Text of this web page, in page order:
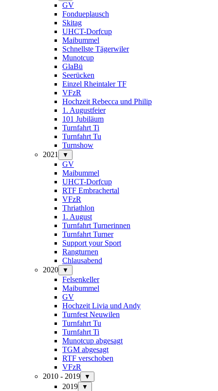
GV
Fondueplausch
Skitag
UHCT-Dorfcup
Maibummel
Schnellste Tägerwiler
Munotcup
GlaBü
Seerücken
Einzel Rheintaler TF
VFzR
Hochzeit Rebecca und Philip
1. Augustfeier
101 Jubiläum
Turnfahrt Ti
Turnfahrt Tu
Turnshow
2021
▼
GV
Maibummel
UHCT-Dorfcup
RTF Embrachertal
VFzR
Thriathlon
1. August
Turnfahrt Turnerinnen
Turnfahrt Turner
Support your Sport
Rangturnen
Chlausabend
2020
▼
Felsenkeller
Maibummel
GV
Hochzeit Livia und Andy
Turnfest Neuwilen
Turnfahrt Tu
Turnfahrt Ti
Munotcup abgesagt
TGM abgesagt
RTF verschoben
VFzR
2010 - 2019
▼
2019 ▼